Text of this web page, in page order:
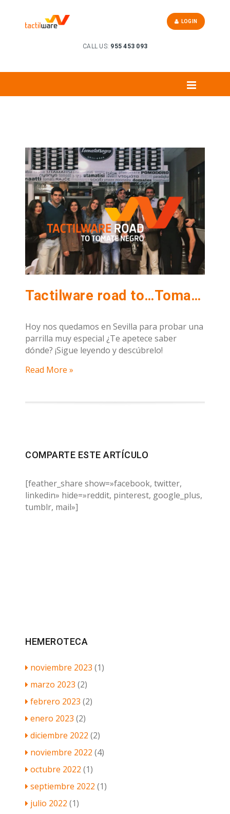
CALL US: 955 453 093
LOGIN
Tactilware road to…Tomate Negro
Hoy nos quedamos en Sevilla para probar una
parrilla muy especial ¿Te apetece saber
dónde? ¡Sigue leyendo y descúbrelo!
Read More »
COMPARTE ESTE ARTÍCULO
[feather_share show=»facebook, twitter,
linkedin» hide=»reddit, pinterest, google_plus,
tumblr, mail»]
HEMEROTECA
noviembre 2023 (1)
marzo 2023 (2)
febrero 2023 (2)
enero 2023 (2)
diciembre 2022 (2)
noviembre 2022 (4)
octubre 2022 (1)
septiembre 2022 (1)
julio 2022 (1)